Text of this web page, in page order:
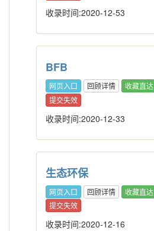
收录时间:2020-12-53
BFB
网页入口 回顾详情
收藏直达
提交失效
收录时间:2020-12-33
生态环保
网页入口 回顾详情
收藏直达
提交失效
收录时间:2020-12-16